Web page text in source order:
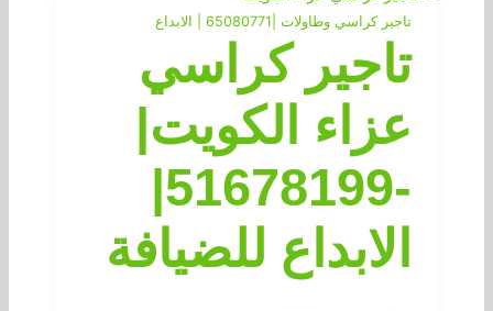
تاجير كراسي وطاولات |65080771 | الابداع
تاجير كراسي
عزاء الكويت|
-51678199|
الابداع للضيافة